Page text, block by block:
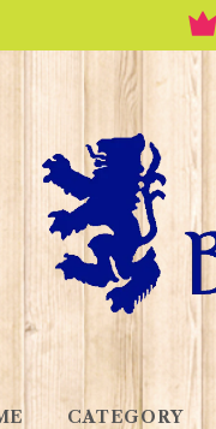
CATEGORY